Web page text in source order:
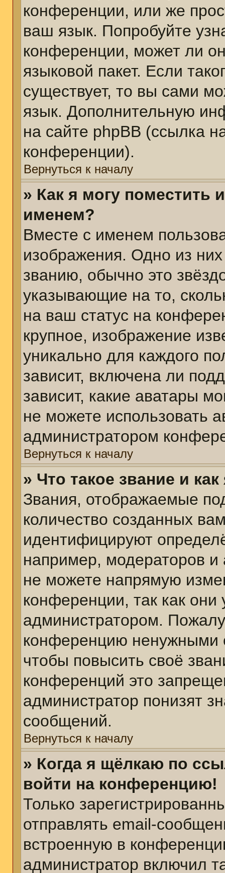
конференции, или же
ваш язык. Попробуйте
конференции, может ли
языковой пакет. Если
существует, то вы сами
язык. Дополнительную
на сайте phpBB (ссылка
конференции).
Вернуться к началу
» Как я могу поместить
именем?
Вместе с именем
изображения. Одно из
званию, обычно это
указывающие на то,
на ваш статус на
крупное, изображение
уникально для каждого
зависит, включена ли
зависит, какие аватары
не можете использовать
администратором
Вернуться к началу
» Что такое звание и
Звания, отображаемые
количество созданных
идентифицируют
например, модераторов
не можете напрямую
конференции, так как они
администратором.
конференцию ненужными
чтобы повысить своё
конференций это
администратор понизят
сообщений.
Вернуться к началу
» Когда я щёлкаю по
войти на конференцию!
Только
отправлять email-
встроенную в
администратор включил